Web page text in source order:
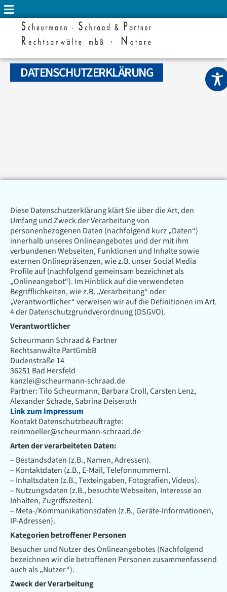
DATENSCHUTZERKLÄRUNG
Diese Datenschutzerklärung klärt Sie über die Art, den
Umfang und Zweck der Verarbeitung von
personenbezogenen Daten (nachfolgend kurz „Daten“)
innerhalb unseres Onlineangebotes und der mit ihm
verbundenen Webseiten, Funktionen und Inhalte sowie
externen Onlinepräsenzen, wie z.B. unser Social Media
Profile auf (nachfolgend gemeinsam bezeichnet als
„Onlineangebot“). Im Hinblick auf die verwendeten
Begrifflichkeiten, wie z.B. „Verarbeitung“ oder
„Verantwortlicher“ verweisen wir auf die Definitionen im Art.
4 der Datenschutzgrundverordnung (DSGVO).
Verantwortlicher
Scheurmann Schraad & Partner
Rechtsanwälte PartGmbB
Dudenstraße 14
36251 Bad Hersfeld
kanzlei@scheurmann-schraad.de
Partner: Tilo Scheurmann, Barbara Croll, Carsten Lenz,
Alexander Schade, Sabrina Deiseroth
Link zum Impressum
Kontakt Datenschutzbeauftragte:
reinmoeller@scheurmann-schraad.de
Arten der verarbeiteten Daten:
– Bestandsdaten (z.B., Namen, Adressen).
– Kontaktdaten (z.B., E-Mail, Telefonnummern).
– Inhaltsdaten (z.B., Texteingaben, Fotografien, Videos).
– Nutzungsdaten (z.B., besuchte Webseiten, Interesse an
Inhalten, Zugriffszeiten).
– Meta-/Kommunikationsdaten (z.B., Geräte-Informationen,
IP-Adressen).
Kategorien betroffener Personen
Besucher und Nutzer des Onlineangebotes (Nachfolgend
bezeichnen wir die betroffenen Personen zusammenfassend
auch als „Nutzer“).
Zweck der Verarbeitung